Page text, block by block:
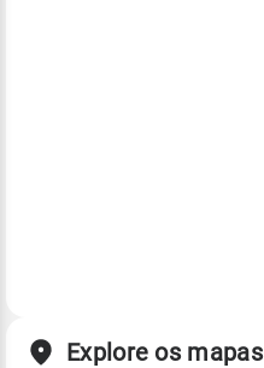
Explore os mapas